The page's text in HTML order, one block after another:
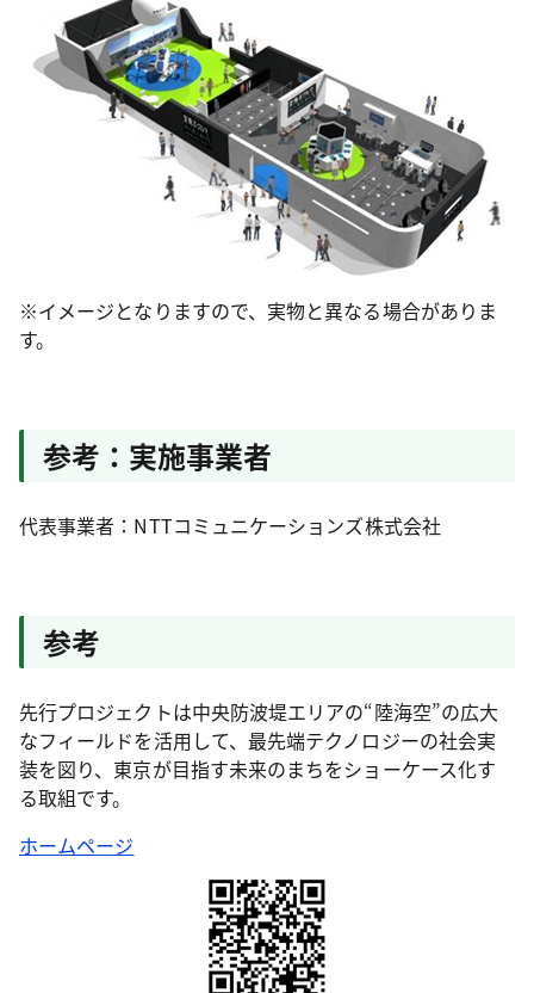
※イメージとなりますので、実物と異なる場合がありま
す。
参考：実施事業者
代表事業者：NTTコミュニケーションズ株式会社
参考
先行プロジェクトは中央防波堤エリアの“陸海空”の広大
なフィールドを活用して、最先端テクノロジーの社会実
装を図り、東京が目指す未来のまちをショーケース化す
る取組です。
ホームページ